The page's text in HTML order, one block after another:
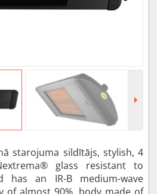
Next
starojuma sildītājs, stylish, 4
glass resistant to
has an IR-B medium-wave